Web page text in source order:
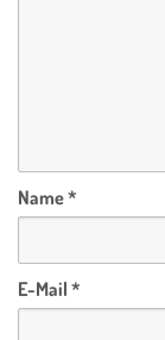
Name*
E-Mail *